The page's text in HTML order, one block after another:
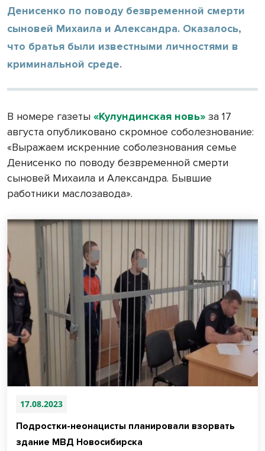
Денисенко по поводу безвременной смерти
сыновей Михаила и Александра. Оказалось,
что братья были известными личностями в
криминальной среде.
В номере газеты «Кулундинская новь» за 17
августа опубликовано скромное соболезнование:
«Выражаем искренние соболезнования семье
Денисенко по поводу безвременной смерти
сыновей Михаила и Александра. Бывшие
работники маслозавода».
17.08.2023
Подростки-неонацисты планировали взорвать
здание МВД Новосибирска